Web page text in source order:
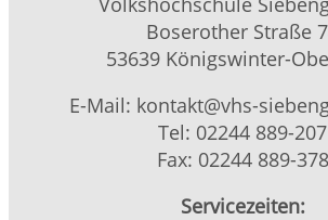
Boserother Straße
53639 Königswinter-
E-Mail: kontakt@vhs-
Tel: 02244 889-207
Fax: 02244 889-378
Servicezeiten: